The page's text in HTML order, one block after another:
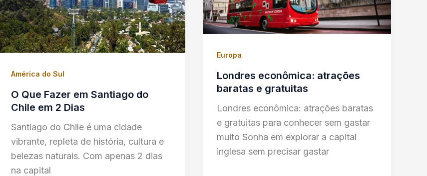
América do Sul
O Que Fazer em Santiago do
Chile em 2 Dias
Santiago do Chile é uma cidade
vibrante, repleta de história, cultura e
belezas naturais. Com apenas 2 dias
na capital
Europa
Londres econômica: atrações
baratas e gratuitas
Londres econômica: atrações baratas
e gratuitas para conhecer sem gastar
muito Sonha em explorar a capital
inglesa sem precisar gastar